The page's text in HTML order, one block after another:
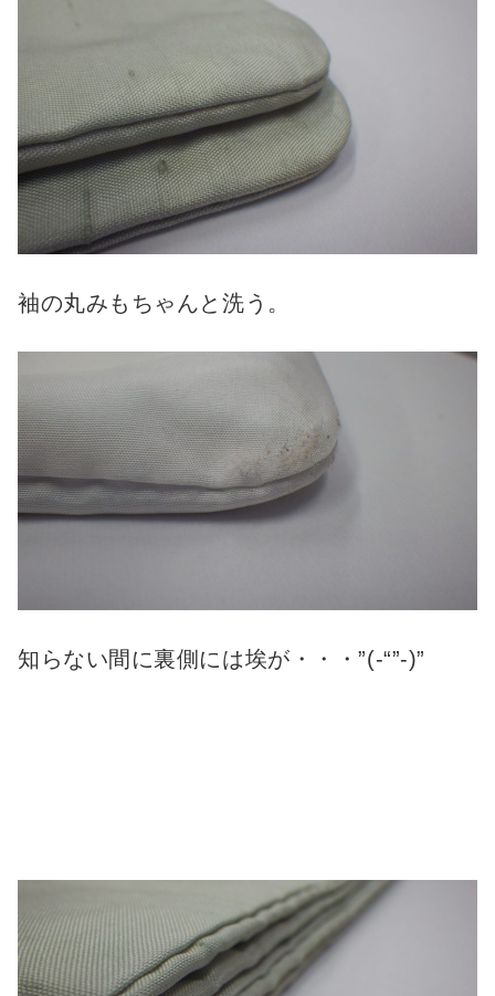
袖の丸みもちゃんと洗う。
知らない間に裏側には埃が・・・”(-“”-)”